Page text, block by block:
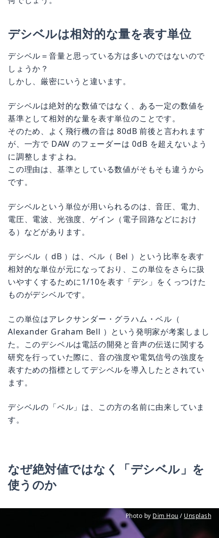
デシベルは相対的な量を表す単位
デシベル＝音量と思っている方は多いのではないので
しょうか？
しかし、厳密にいうと違います。
デシベルは絶対的な数値ではなく、ある一定の数値を
基準として相対的な量を表す単位のことです。
そのため、よく飛行機の音は 80dB 前後と言われます
が、一方で DAW のフェーダーは 0dB を超えないよう
に調整しますよね。
この理由は、基準としている数値がそもそも違うから
です。
デシベルという単位が用いられるのは、音圧、電力、
電圧、電波、光強度、ゲイン（電子回路などにおけ
る）などがあります。
デシベル（ dB ）は、ベル（ Bel ）という比率を表す
相対的な単位が元になっており、この単位をさらに扱
いやすくするために1/10を表す「デシ」をくっつけた
ものがデシベルです。
この単位はアレクサンダー・グラハム・ベル（
Alexander Graham Bell ）という発明家が考案しまし
た。このデシベルは電話の開発と音声の伝送に関する
研究を行っていた際に、音の強度や電気信号の強度を
表すための指標としてデシベルを導入したとされてい
ます。
デシベルの「ベル」は、この方の名前に由来していま
す。
なぜ絶対値ではなく「デシベル」を
使うのか
Photo by Dim Hou / Unsplash